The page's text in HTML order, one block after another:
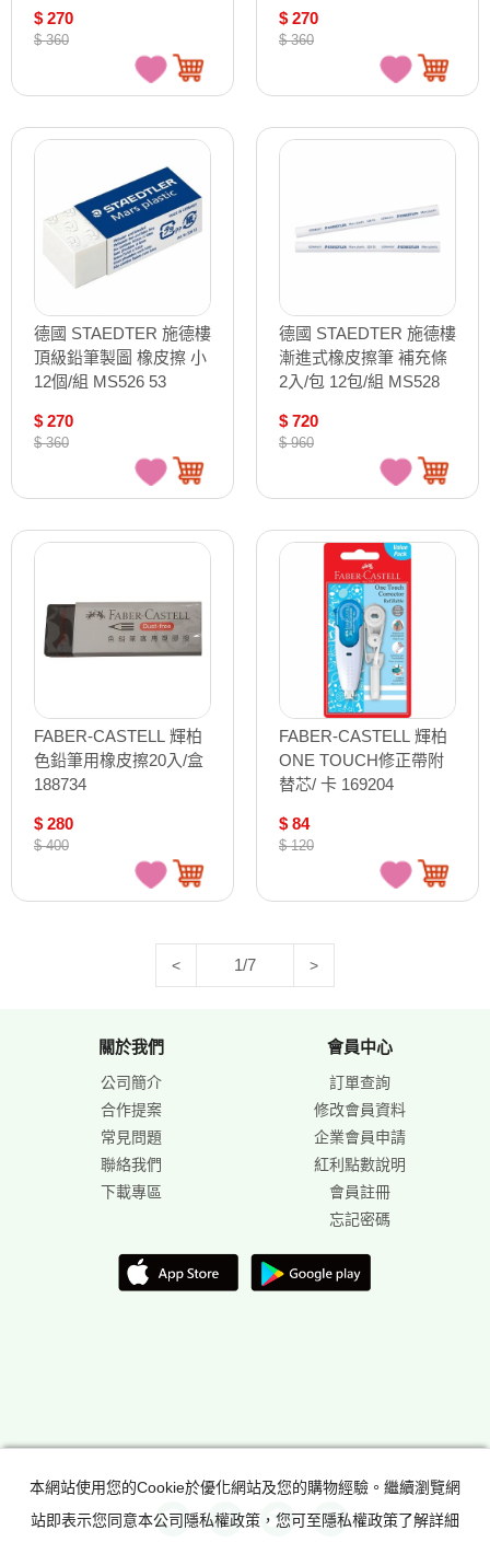
$ 270
$ 360
$ 270
$ 360
德國 STAEDTER 施德樓
頂級鉛筆製圖 橡皮擦 小
12個/組 MS526 53
$ 270
$ 360
德國 STAEDTER 施德樓
漸進式橡皮擦筆 補充條
2入/包 12包/組 MS528
$ 720
$ 960
FABER-CASTELL 輝柏
色鉛筆用橡皮擦20入/盒
188734
$ 280
$ 400
FABER-CASTELL 輝柏
ONE TOUCH修正帶附
替芯/ 卡 169204
$ 84
$ 120
< 1/7 >
關於我們
公司簡介
合作提案
常見問題
聯絡我們
下載專區
會員中心
訂單查詢
修改會員資料
企業會員申請
紅利點數說明
會員註冊
忘記密碼
本網站使用您的Cookie於優化網站及您的購物經驗。繼續瀏覽網
站即表示您同意本公司隱私權政策，您可至隱私權政策了解詳細